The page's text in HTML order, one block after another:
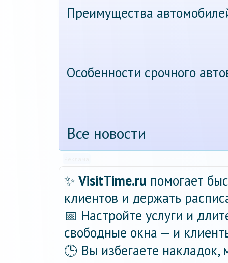
Преимущества
Особенности срочного
Все новости
✨ VisitTime.ru помогает
клиентов и держать
📅 Настройте услуги и
свободные окна — и
🕒 Вы избегаете